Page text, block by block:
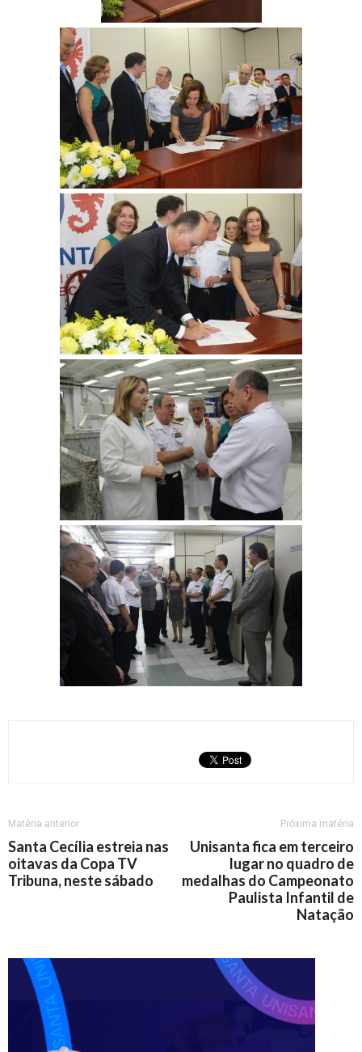
Matéria anterior
Santa Cecília estreia nas
oitavas da Copa TV
Tribuna, neste sábado
Próxima matéria
Unisanta fica em terceiro
lugar no quadro de
medalhas do Campeonato
Paulista Infantil de
Natação